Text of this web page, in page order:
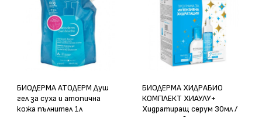
БИОДЕРМА АТОДЕРМ Душ
гел за суха и атопична
кожа пълнител 1л
БИОДЕРМА ХИДРАБИО
КОМПЛЕКТ ХИАУЛУ+
Хидратиращ серум 30мл /
Мицеларна вода 100мл